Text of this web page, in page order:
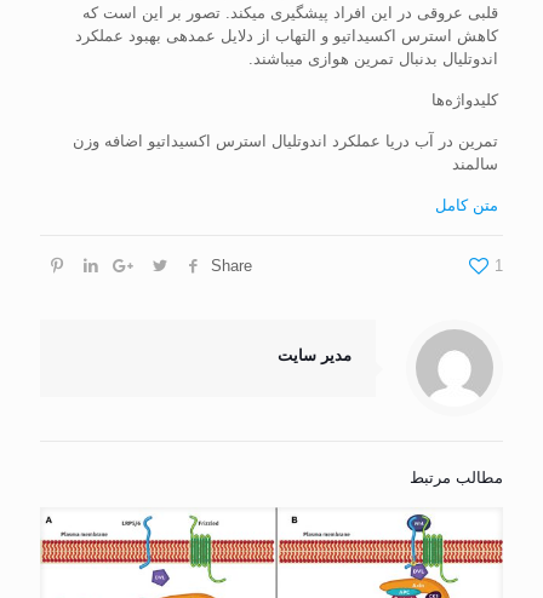
قلبی عروقی در این افراد پیشگیری می­کند. تصور بر این است که
کاهش استرس اکسیداتیو و التهاب از دلایل عمده­ی بهبود عملکرد
اندوتلیال بدنبال تمرین هوازی می­باشند.
کلیدواژه‌ها
تمرین در آب دریا عملکرد اندوتلیال استرس اکسیداتیو اضافه وزن
سالمند
متن کامل
Share 1
مدیر سایت
مطالب مرتبط